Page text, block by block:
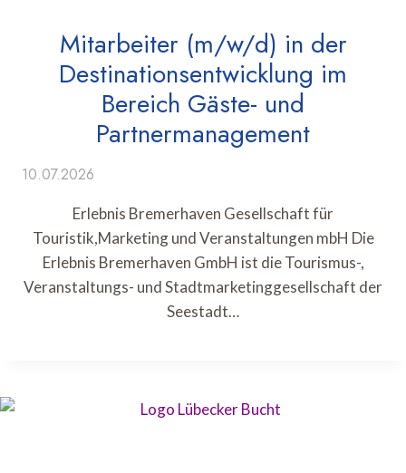
Mitarbeiter (m/w/d) in der
Destinationsentwicklung im
Bereich Gäste- und
Partnermanagement
10.07.2026
Erlebnis Bremerhaven Gesellschaft für
Touristik,Marketing und Veranstaltungen mbH Die
Erlebnis Bremerhaven GmbH ist die Tourismus-,
Veranstaltungs- und Stadtmarketinggesellschaft der
Seestadt…